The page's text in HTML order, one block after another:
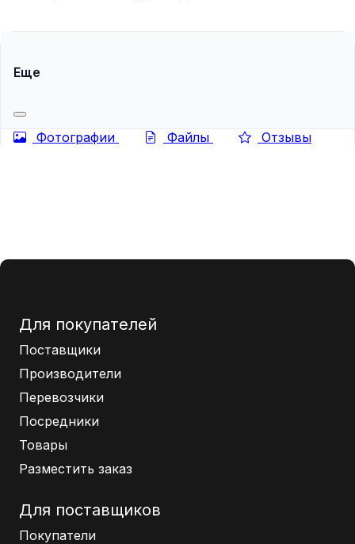
Еще
Фотографии Файлы Отзывы
Для покупателей
Поставщики
Производители
Перевозчики
Посредники
Товары
Разместить заказ
Для поставщиков
Покупатели